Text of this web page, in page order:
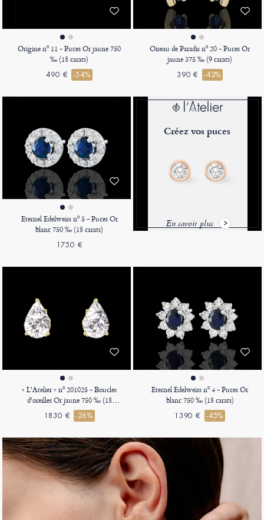
Origine nº 11 - Puces Or jaune 750
‰ (18 carats)
490 € -54%
Oiseau de Paradis nº 20 - Puces Or
jaune 375 ‰ (9 carats)
390 € -42%
Eternel Edelweiss nº 5 - Puces Or
blanc 750 ‰ (18 carats)
1750 €
Créez vos puces
En savoir plus
« L'Atelier » nº 201025 - Boucles
d'oreilles Or jaune 750 ‰ (18
carats) - Diamant Poire 0.3 carat (2
X)
1830 € -26%
Eternel Edelweiss nº 4 - Puces Or
blanc 750 ‰ (18 carats)
1390 € -45%